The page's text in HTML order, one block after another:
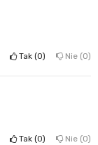
Tak 0 Nie 0
Tak 0 Nie 0